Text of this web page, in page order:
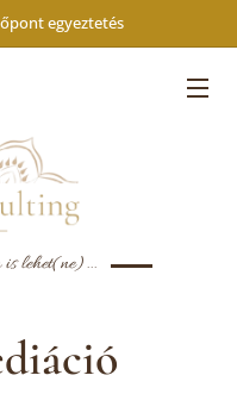
egyeztetés
is lehet(ne)...